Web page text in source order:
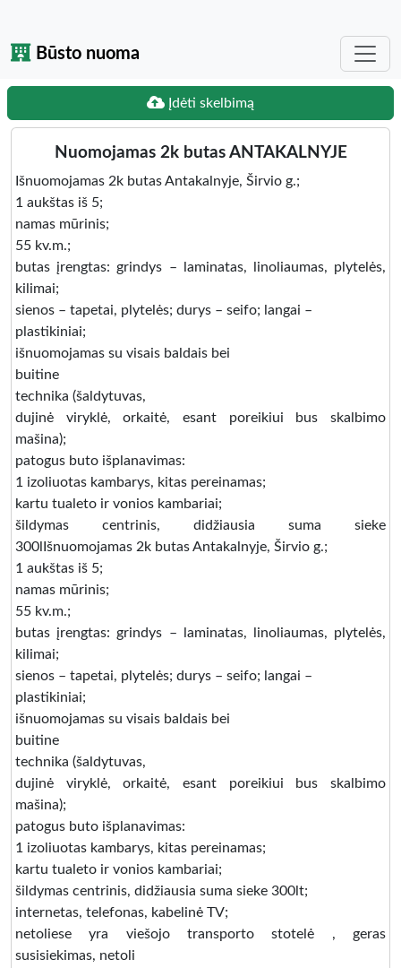
Būsto nuoma
Įdėti skelbimą
Nuomojamas 2k butas ANTAKALNYJE
Išnuomojamas 2k butas Antakalnyje, Širvio g.;
1 aukštas iš 5;
namas mūrinis;
55 kv.m.;
butas įrengtas: grindys – laminatas, linoliaumas, plytelės,
kilimai;
sienos – tapetai, plytelės; durys – seifo; langai –
plastikiniai;
išnuomojamas su visais baldais bei
buitine
technika (šaldytuvas,
dujinė viryklė, orkaitė, esant poreikiui bus skalbimo
mašina);
patogus buto išplanavimas:
1 izoliuotas kambarys, kitas pereinamas;
kartu tualeto ir vonios kambariai;
šildymas centrinis, didžiausia suma sieke
300lIšnuomojamas 2k butas Antakalnyje, Širvio g.;
1 aukštas iš 5;
namas mūrinis;
55 kv.m.;
butas įrengtas: grindys – laminatas, linoliaumas, plytelės,
kilimai;
sienos – tapetai, plytelės; durys – seifo; langai –
plastikiniai;
išnuomojamas su visais baldais bei
buitine
technika (šaldytuvas,
dujinė viryklė, orkaitė, esant poreikiui bus skalbimo
mašina);
patogus buto išplanavimas:
1 izoliuotas kambarys, kitas pereinamas;
kartu tualeto ir vonios kambariai;
šildymas centrinis, didžiausia suma sieke 300lt;
internetas, telefonas, kabelinė TV;
netoliese yra viešojo transporto stotelė , geras
susisiekimas, netoli